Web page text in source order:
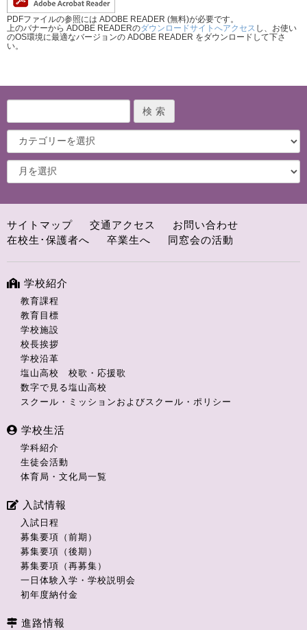
PDFファイルの参照には ADOBE READER (無料)が必要です。
上のバナーから ADOBE READERのダウンロードサイトへアクセス し、お使い
のOS環境に最適なバージョンの ADOBE READER をダウンロードして下さ
い。
サイトマップ 交通アクセス
お問い合わせ
在校生･保護者へ
卒業生へ 同窓会の活動
学校紹介
教育課程
教育目標
学校施設
校長挨拶
学校沿革
塩山高校 校歌・応援歌
数字で見る塩山高校
スクール・ミッションおよびスクール・ポリシー
学校生活
学科紹介
生徒会活動
体育局・文化局一覧
入試情報
入試日程
募集要項（前期）
募集要項（後期）
募集要項（再募集）
一日体験入学・学校説明会
初年度納付金
進路情報